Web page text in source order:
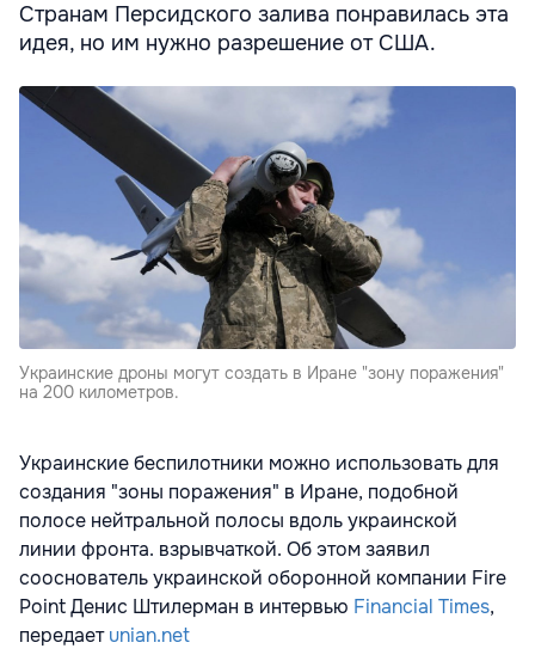
Странам Персидского залива понравилась эта
идея, но им нужно разрешение от США.
Украинские дроны могут создать в Иране "зону поражения"
на 200 километров.
Украинские беспилотники можно использовать для
создания "зоны поражения" в Иране, подобной
полосе нейтральной полосы вдоль украинской
линии фронта. взрывчаткой. Об этом заявил
сооснователь украинской оборонной компании Fire
Point Денис Штилерман в интервью Financial Times,
передаетunian.net